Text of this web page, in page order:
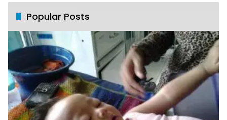
Popular Posts